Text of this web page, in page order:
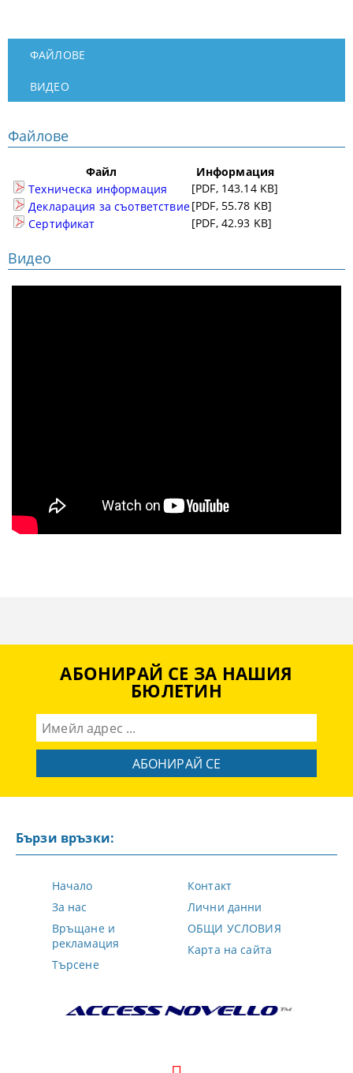
ФАЙЛОВЕ
ВИДЕО
Файлове
Файл
Информация
Техническа информация
[PDF, 143.14 KB]
Декларация за съответствие[PDF, 55.78 KB]
Сертификат
[PDF, 42.93 KB]
Видео
АБОНИРАЙ СЕ ЗА НАШИЯ
БЮЛЕТИН
Бързи връзки:
Начало
За нас
Връщане и
рекламация
Търсене
Контакт
Лични данни
ОБЩИ УСЛОВИЯ
Карта на сайта